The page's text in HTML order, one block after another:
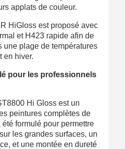
en moins d'1 minute
et obtenez des bons d'achat
fidélité à chaque commande
24 h en France Métropolitaine
sous 14 jours
pour chaque parrainage
: 5€ de réduction
applats de couleur.
HiGloss est proposé avec
et H423 rapide afin de
une plage de températures
en hiver.
pour les professionnels
Hi Gloss est un
peintures complètes de
formulé pour permettre
les grandes surfaces, un
et une montée en dureté